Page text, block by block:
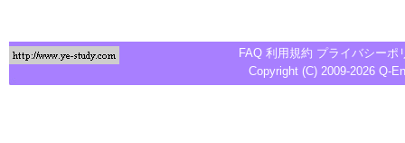
FAQ 利用規約 プライバシーポ
Copyright (C) 2009-2026 Q-